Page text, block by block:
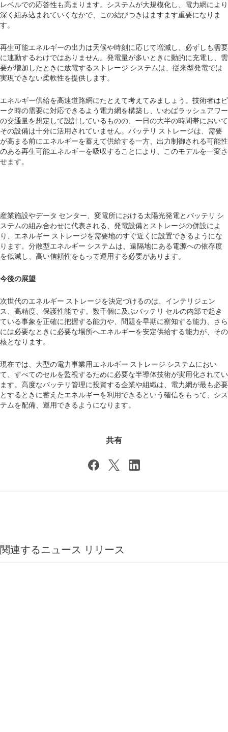
レベルでの応答性も高まります。システムが大規模化し、電力網により
深く組み込まれていくなかで、この結びつきはますます重要になりま
す。
再生可能エネルギーの出力は天候や時刻に応じて増減し、必ずしも需要
に連動するわけではありません。発電量が多いときに動的に充電し、需
要が増加したときに放電するストレージ システムは、従来型発電では
実現できない柔軟性を提供します。
エネルギー供給を高速道路網にたとえて考えてみましょう。技術者はピ
ーク時の需要に対応できるよう電力網を構築し、いわばラッシュアワー
の交通量を想定して設計しているものの、一日の大半の時間帯において
その設備は十分に活用されていません。バッテリ ストレージは、需要
が高まる前にエネルギーを蓄えて供給する一方、出力制御される可能性
のある再生可能エネルギーを吸収することにより、このモデルを一変さ
せます。
産業施設やデータ センター、変電所における太陽光発電とバッテリ シ
ステムの組み合わせに代表される、発電設備とストレージの併設によ
り、エネルギー ストレージを需要地のすぐ近くに設置できるようにな
ります。分散型エネルギー システムは、遠隔地にある電源への依存度
を低減し、高い信頼性をもって運用する必要があります。
今後の展望
次世代のエネルギー ストレージを決定づけるのは、インテリジェン
ス、高精度、保護性能です。数千個に及ぶバッテリ セルの内部で起き
ている事象を正確に把握する能力や、問題を早期に察知する能力、さら
には必要なときに必要な場所へエネルギーを安定供給する能力が、その
核となります。
現在では、大型の電力事業用エネルギー ストレージ システムにおい
て、すべてのセルを監視するために必要な半導体技術が実用化されてい
ます。高度なバッテリ管理に投資する企業や組織は、電力網が最も必要
とするときに蓄えたエネルギーを利用できるという確信をもって、シス
テムを配備、運用できるようになります。
共有
関連するニュース リリース